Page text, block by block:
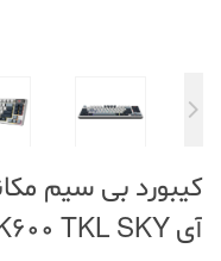
کیبورد بی سیم
آی FORGE GK600 TKL SKY